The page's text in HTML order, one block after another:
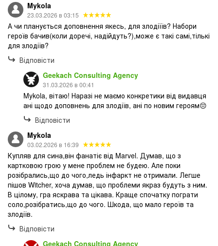
Mykola
23.03.2026 в 03:15
А чи планується доповнення якесь, для злодіїїв? Набори
героїв бачив(коли доречі, надійдуть?),може є такі самі,тількі
для злодіїв?
Відповісти
Geekach Consulting Agency
31.03.2026 в 00:41
Mykola, вітаю! Наразі не маємо конкретики від видавця
ані щодо доповнень для злодіїв, ані по новим героям😔
Відповісти
Mykola
03.02.2026 в 16:39
Купляв для сина,він фанатіє від Marvel. Думав, що з
картковою грою у мене проблем не будею. Але поки
розібрались,що до чого,ледь інфаркт не отримали. Легше
пішов Witcher, хоча думав, що проблеми якраз будуть з ним.
В цілому, гра яскрава та цікава. Краще спочатку пограти
соло,розібратись,що до чого. Шкода, що мало героїв та
злодіїв.
Відповісти
Geekach Consulting Agency